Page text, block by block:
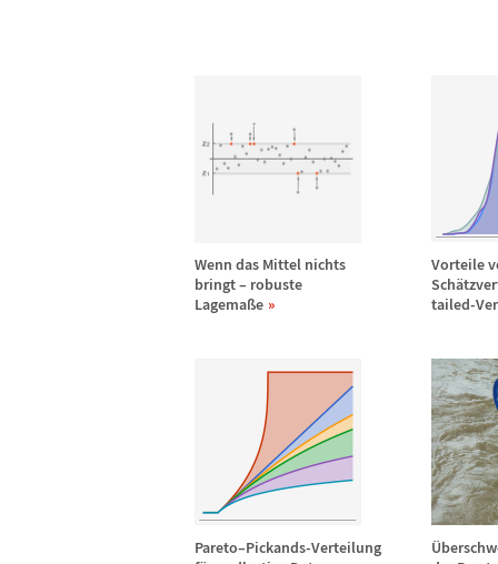
Wenn das Mittel nichts
bringt– robuste
Lagemaße
Vorteile
Schä
tailed-
Pareto–Pickands-Verteilung
Ü